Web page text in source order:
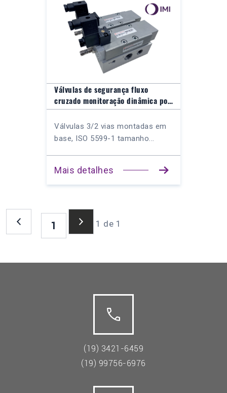
Válvulas de segurança fluxo
cruzado monitoração dinâmica por
clp de segurança
SPBR/VT*/13338-3/2-0
Válvulas 3/2 vias montadas em
base, ISO 5599-1 tamanho...
Mais detalhes
1 1 de 1
(19) 3421-6459
(19) 99756-6976